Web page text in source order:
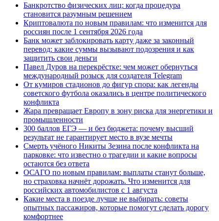
Банкротство физических лиц: когда процедура
становится разумным решением
Криптовалюта по новым правилам: что изменится для
россиян после 1 сентября 2026 года
Банк может заблокировать карту даже за законный
перевод: какие суммы вызывают подозрения и как
защитить свои деньги
Павел Дуров на перекрёстке: чем может обернуться
международный розыск для создателя Telegram
От кумиров стадионов до фигур спора: как легенды
советского футбола оказались в центре политического
конфликта
Жара превращает Европу в зону риска для энергетики и
промышленности
300 баллов ЕГЭ — и без бюджета: почему высший
результат не гарантирует место в вузе мечты
Смерть учёного Никиты Зезина после конфликта на
парковке: что известно о трагедии и какие вопросы
остаются без ответа
ОСАГО по новым правилам: выплаты станут больше,
но страховка начнёт дорожать. Что изменится для
российских автомобилистов с 1 августа
Какие места в поезде лучше не выбирать: советы
опытных пассажиров, которые помогут сделать дорогу
комфортнее